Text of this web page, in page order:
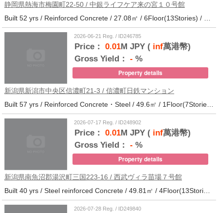
静岡県熱海市梅園町22-50 / 中銀ライフケア来の宮１０号館
2026-06-21 Reg. / ID246785
Price： 0.01M JPY (inf萬港幣)
Gross Yield： - %
Property details
新潟県新潟市中央区信濃町21-3 / 信濃町日鉄マンション
Built 57 yrs / Reinforced Concrete・Steel / 49.6㎡ / 1Floor(7Stories) / 21Units / Distance from the station.10
2026-07-17 Reg. / ID248902
Price： 0.01M JPY (inf萬港幣)
Gross Yield： - %
Property details
新潟県南魚沼郡湯沢町三国223-16 / 西武ヴィラ苗場７号館
Built 40 yrs / Steel reinforced Concrete / 49.81㎡ / 4Floor(13Stories) / 370Units / Distance from the station.
2026-07-28 Reg. / ID249840